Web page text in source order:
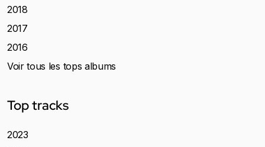
2018
2017
2016
Voir tous les tops albums
Top tracks
2023